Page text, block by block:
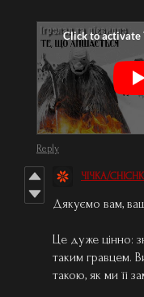
Reply
ЧІЧКА/
Дякуємо вам,
Це дуже цінно:
таким гравцем.
такою, як ми її